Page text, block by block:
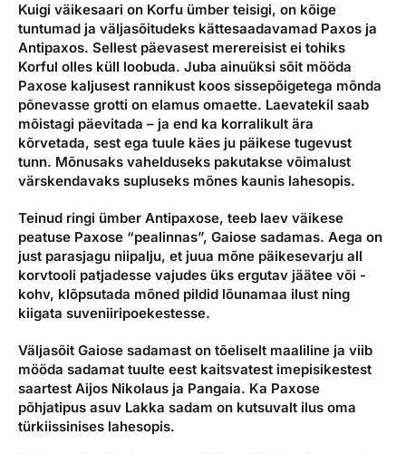
Kuigi väikesaari on Korfu ümber teisigi, on kõige
tuntumad ja väljasõitudeks kättesaadavamad Paxos ja
Antipaxos. Sellest päevasest merereisist ei tohiks
Korful olles küll loobuda. Juba ainuüksi sõit mööda
Paxose kaljusest rannikust koos sissepõigetega mõnda
põnevasse grotti on elamus omaette. Laevatekil saab
mõistagi päevitada – ja end ka korralikult ära
kõrvetada, sest ega tuule käes ju päikese tugevust
tunn. Mõnusaks vahelduseks pakutakse võimalust
värskendavaks supluseks mõnes kaunis lahesopis.
Teinud ringi ümber Antipaxose, teeb laev väikese
peatuse Paxose “pealinnas”, Gaiose sadamas. Aega on
just parasjagu niipalju, et juua mõne päikesevarju all
korvtooli patjadesse vajudes üks ergutav jäätee või -
kohv, klõpsutada mõned pildid lõunamaa ilust ning
kiigata suveniiripoekestesse.
Väljasõit Gaiose sadamast on tõeliselt maaliline ja viib
mööda sadamat tuulte eest kaitsvatest imepisikestest
saartest Aijos Nikolaus ja Pangaia. Ka Paxose
põhjatipus asuv Lakka sadam on kutsuvalt ilus oma
türkiissinises lahesopis.